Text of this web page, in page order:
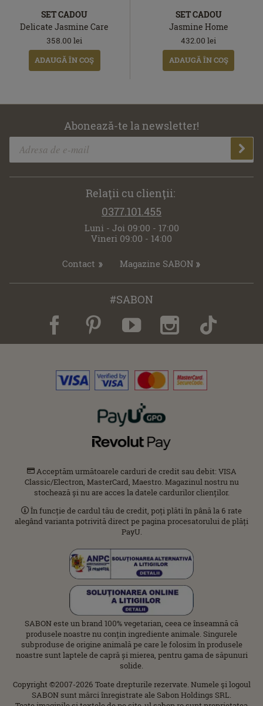
SET CADOU
Delicate Jasmine Care
358.00 lei
ADAUGĂ ÎN COŞ
SET CADOU
Jasmine Home
432.00 lei
ADAUGĂ ÎN COŞ
Abonează-te la newsletter!
Relaţii cu clienţii:
0377.101.455
Luni - Joi 09:00 - 17:00
Vineri 09:00 - 14:00
Contact Magazine SABON
#SABON
Acceptăm următoarele carduri de credit sau debit: VISA
Classic/Electron, MasterCard, Maestro. Magazinul nostru nu
stochează și nu are acces la datele cardurilor clienților.
În funcție de cardul tău de credit, poți plăti în până la 6 rate
alegând varianta potrivită direct pe pagina procesatorului de plăți
PayU.
SABON este un brand 100% vegetarian, ceea ce înseamnă că
produsele noastre nu conțin ingrediente animale. Singurele
subproduse de origine animală pe care le folosim în produsele
noastre sunt laptele de capră și mierea, pentru gama de săpunuri
solide.
Copyright ©2007-2026 Toate drepturile rezervate. Numele şi logoul
SABON sunt mărci înregistrate ale Sabon Holdings SRL.